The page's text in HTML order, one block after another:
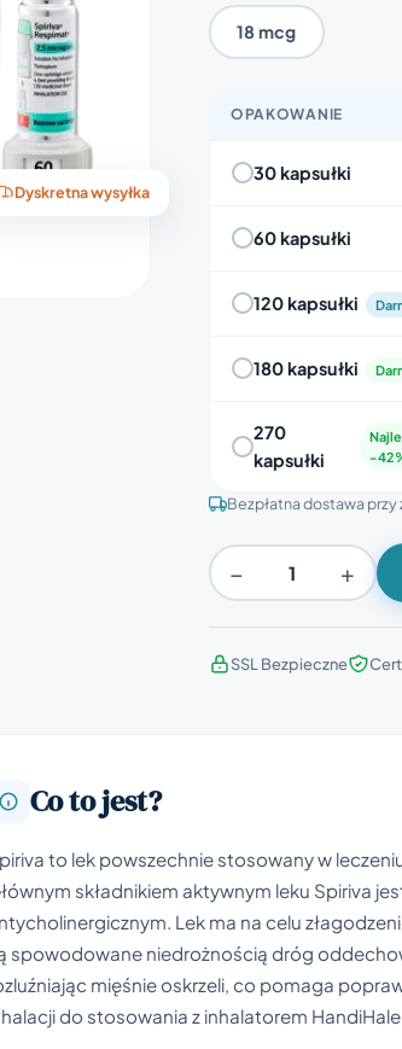
Dyskretna wysyłka
18 mcg
OPAKOWANIE
30 kapsułki
60 kapsułki
120 kapsułki
180 kapsułki
270
kapsułki
-
Bezpłatna dostawa
− +
SSL Bezpieczne
Co to jest?
to lek powszechnie stosowany w
składnikiem aktywnym leku Spiriva
Lek ma na celu
spowodowane niedrożnością dróg
mięśnie oskrzeli, co pomaga
do stosowania z inhalatorem